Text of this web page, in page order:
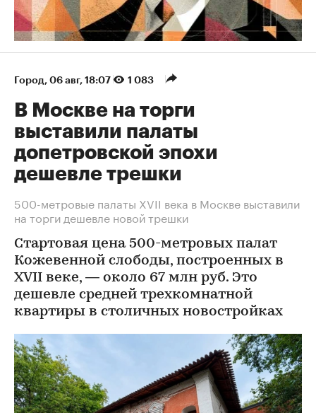
Город⁠, 06 авг, 18:07 1 083
В Москве на торги
выставили палаты
допетровской эпохи
дешевле трешки
500-метровые палаты XVII века в Москве выставили
на торги дешевле новой трешки
Стартовая цена 500-метровых палат
Кожевенной слободы, построенных в
XVII веке, — около 67 млн руб. Это
дешевле средней трехкомнатной
квартиры в столичных новостройках